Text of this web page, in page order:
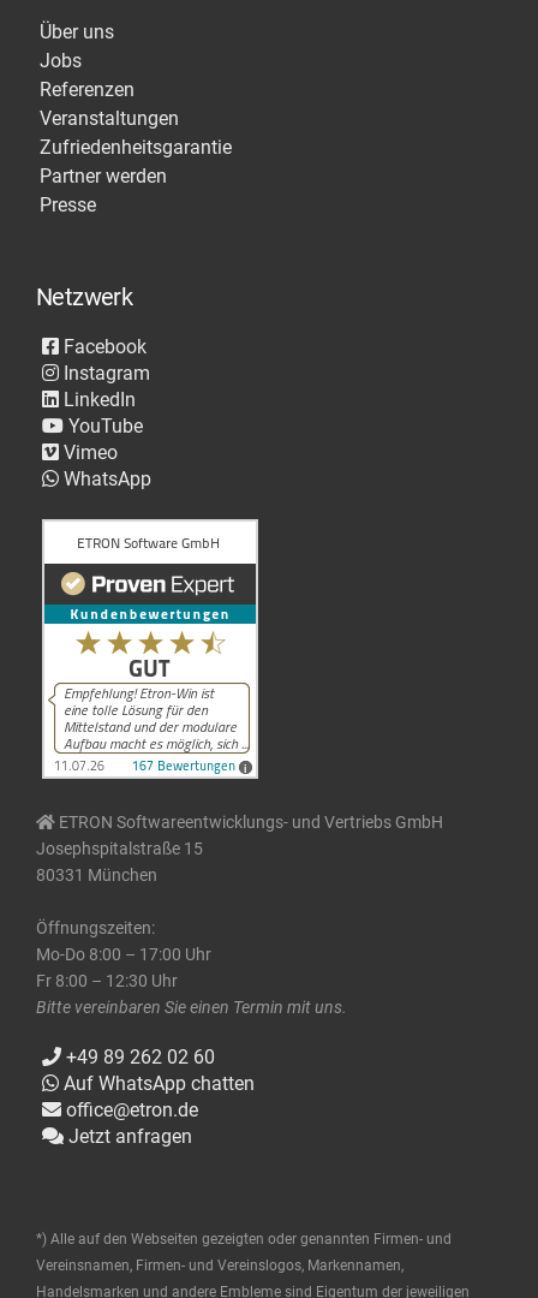
Über uns
Jobs
Referenzen
Veranstaltungen
Zufriedenheitsgarantie
Partner werden
Presse
Netzwerk
Facebook
Instagram
LinkedIn
YouTube
Vimeo
WhatsApp
ETRON Softwareentwicklungs- und Vertriebs GmbH
Josephspitalstraße 15
80331 München
Öffnungszeiten:
Mo-Do 8:00 – 17:00 Uhr
Fr 8:00 – 12:30 Uhr
Bitte vereinbaren Sie einen Termin mit uns.
+49 89 262 02 60
Auf WhatsApp chatten
office@etron.de
Jetzt anfragen
*) Alle auf den Webseiten gezeigten oder genannten Firmen- und
Vereinsnamen, Firmen- und Vereinslogos, Markennamen,
Handelsmarken und andere Embleme sind Eigentum der jeweiligen